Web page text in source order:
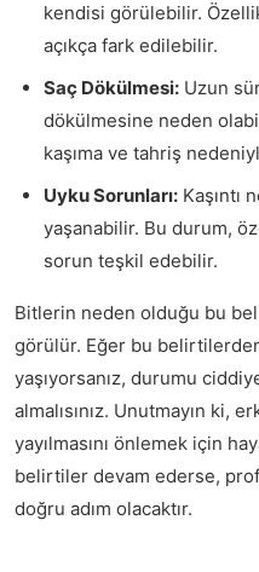
kendisi görülebilir.
açıkça fark edilebilir.
Saç Dökülmesi: Uzun
dökülmesine neden
kaşıma ve tahriş
Uyku Sorunları: Kaşıntı
yaşanabilir. Bu durum,
sorun teşkil edebilir.
Bitlerin neden olduğu bu
görülür. Eğer bu
yaşıyorsanız, durumu
almalısınız. Unutmayın ki,
yayılmasını önlemek için
belirtiler devam ederse,
doğru adım olacaktır.